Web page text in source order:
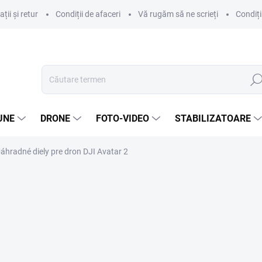
și retur Condiții de afaceri Vă rugăm să ne scrieți
DRONE FOTO-VIDEO STABILIZATOARE
diely pre dron DJI Avatar 2